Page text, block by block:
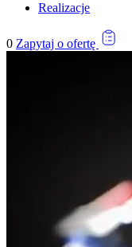
Realizacje
0 Zapytaj o ofertę